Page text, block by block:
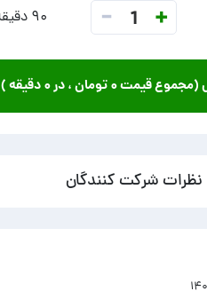
+
1
- ۹۰ دقیقه
(مجموع قیمت۰ تومان ، در۰ دقیقه )
نظرات شرکت کنندگان